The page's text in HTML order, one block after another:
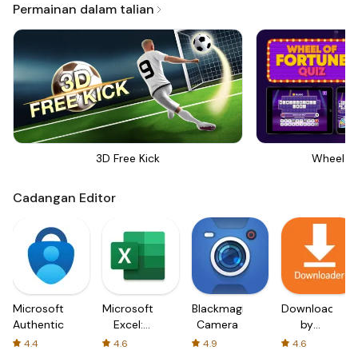
Permainan dalam talian
3D Free Kick Wheel
Cadangan Editor
Microsoft
Authenticator
4.4
Microsoft
Excel:
Spreadsheets
4.6
Blackmagic
Camera
4.9
Downloader
by
AFTVnews
4.6